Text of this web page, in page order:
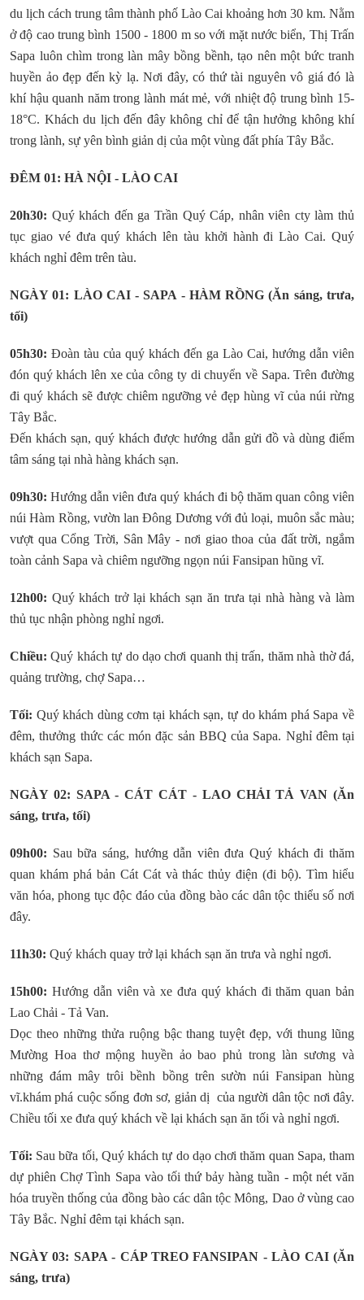
du lịch cách trung tâm thành phố Lào Cai khoảng hơn 30 km. Nằm
ở độ cao trung bình 1500 - 1800 m so với mặt nước biển, Thị Trấn
Sapa luôn chìm trong làn mây bồng bềnh, tạo nên một bức tranh
huyền ảo đẹp đến kỳ lạ. Nơi đây, có thứ tài nguyên vô giá đó là
khí hậu quanh năm trong lành mát mẻ, với nhiệt độ trung bình 15-
18°C. Khách du lịch đến đây không chỉ để tận hưởng không khí
trong lành, sự yên bình giản dị của một vùng đất phía Tây Bắc.
ĐÊM 01: HÀ NỘI - LÀO CAI
20h30: Quý khách đến ga Trần Quý Cáp, nhân viên cty làm thủ
tục giao vé đưa quý khách lên tàu khởi hành đi Lào Cai. Quý
khách nghỉ đêm trên tàu.
NGÀY 01: LÀO CAI - SAPA - HÀM RỒNG (Ăn sáng, trưa,
tối)
05h30: Đoàn tàu của quý khách đến ga Lào Cai, hướng dẫn viên
đón quý khách lên xe của công ty di chuyển về Sapa. Trên đường
đi quý khách sẽ được chiêm ngưỡng vẻ đẹp hùng vĩ của núi rừng
Tây Bắc.
Đến khách sạn, quý khách được hướng dẫn gửi đồ và dùng điểm
tâm sáng tại nhà hàng khách sạn.
09h30:Hướng dẫn viên đưa quý khách đi bộ thăm quan công viên
núi Hàm Rồng, vườn lan Đông Dương với đủ loại, muôn sắc màu;
vượt qua Cổng Trời, Sân Mây - nơi giao thoa của đất trời, ngắm
toàn cảnh Sapa và chiêm ngưỡng ngọn núi Fansipan hũng vĩ.
12h00: Quý khách trở lại khách sạn ăn trưa tại nhà hàng và làm
thủ tục nhận phòng nghỉ ngơi.
Chiều: Quý khách tự do dạo chơi quanh thị trấn, thăm nhà thờ đá,
quảng trường, chợ Sapa…
Tối: Quý khách dùng cơm tại khách sạn, tự do khám phá Sapa về
đêm, thưởng thức các món đặc sản BBQ của Sapa. Nghỉ đêm tại
khách sạn Sapa.
NGÀY 02: SAPA - CÁT CÁT - LAO CHẢI TẢ VAN (Ăn
sáng, trưa, tối)
09h00: Sau bữa sáng, hướng dẫn viên đưa Quý khách đi thăm
quan khám phá bản Cát Cát và thác thủy điện (đi bộ). Tìm hiểu
văn hóa, phong tục độc đáo của đồng bào các dân tộc thiểu số nơi
đây.
11h30: Quý khách quay trở lại khách sạn ăn trưa và nghỉ ngơi.
15h00: Hướng dẫn viên và xe đưa quý khách đi thăm quan bản
Lao Chải - Tả Van.
Dọc theo những thửa ruộng bậc thang tuyệt đẹp, với thung lũng
Mường Hoa thơ mộng huyền ảo bao phủ trong làn sương và
những đám mây trôi bềnh bồng trên sườn núi Fansipan hùng
vĩ.khám phá cuộc sống đơn sơ, giản dị của người dân tộc nơi đây.
Chiều tối xe đưa quý khách về lại khách sạn ăn tối và nghỉ ngơi.
Tối: Sau bữa tối, Quý khách tự do dạo chơi thăm quan Sapa, tham
dự phiên Chợ Tình Sapa vào tối thứ bảy hàng tuần - một nét văn
hóa truyền thống của đồng bào các dân tộc Mông, Dao ở vùng cao
Tây Bắc. Nghỉ đêm tại khách sạn.
NGÀY 03: SAPA - CÁP TREO FANSIPAN - LÀO CAI (Ăn
sáng, trưa)